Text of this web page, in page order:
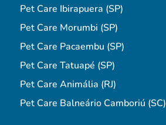
Pet Care Ibirapuera (SP)
Pet Care Morumbi (SP)
Pet Care Pacaembu (SP)
Pet Care Tatuapé (SP)
Pet Care Animália (RJ)
Pet Care Balneário Camboriú (SC)